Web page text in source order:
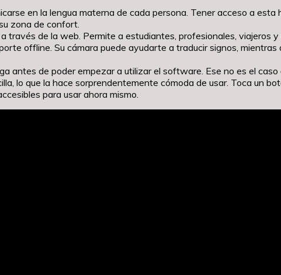
en la lengua materna de cada persona. Tener acceso a
zona de confort.
de la web. Permite a estudiantes, profesionales, viajeros y
offline. Su cámara puede ayudarte a traducir signos,
antes de poder empezar a utilizar el software. Ese no es el
lo que la hace sorprendentemente cómoda de usar. Toca un
para usar ahora mismo.